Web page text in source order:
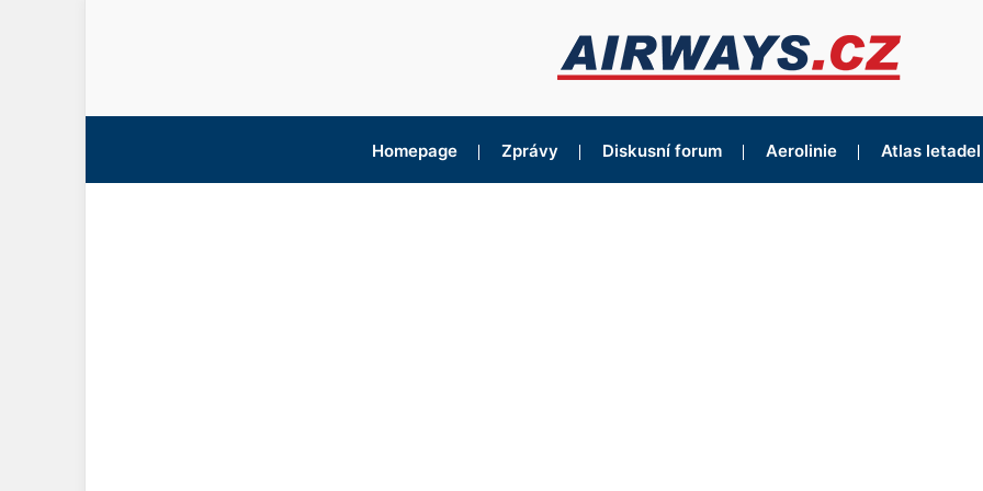
Homepage Zprávy Diskusní forum Aerolinie Atlas letadel